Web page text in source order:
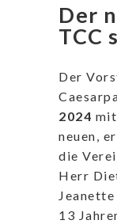
Der
TCC
Der
2024 mit
neuen,
die
Herr
13